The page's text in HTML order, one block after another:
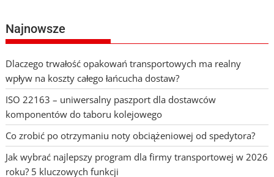
Najnowsze
Dlaczego trwałość opakowań transportowych ma realny
wpływ na koszty całego łańcucha dostaw?
ISO 22163 – uniwersalny paszport dla dostawców
komponentów do taboru kolejowego
Co zrobić po otrzymaniu noty obciążeniowej od spedytora?
Jak wybrać najlepszy program dla firmy transportowej w 2026
roku? 5 kluczowych funkcji